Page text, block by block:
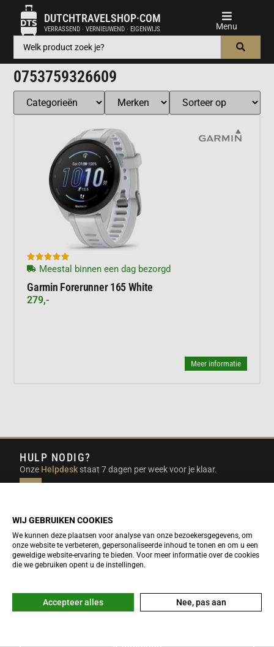
DUTCHTRAVELSHOP·COM
VERRASSEND · VERNIEUWEND · EIGENWIJS
0753759326609

Meestal binnen een dag bezorgd
Garmin Forerunner 165 White
279,-
Meer informatie
HULP NODIG?
Onze Helpdesk staat 7 dagen per week voor je klaar.
beantwoorden.
NIEUWSBRIEF
Meld je nu gratis aan voor de DTS-Nieuwsbrief en ontvang het
E-mailadres
WIJ GEBRUIKEN COOKIES
We kunnen deze plaatsen voor analyse van onze bezoekersgegevens, om
onze website te verbeteren, gepersonaliseerde inhoud te tonen en om u een
geweldige website-ervaring te bieden. Voor meer informatie over de cookies
die we gebruiken opent u de instellingen.
Accepteer alles Nee, pas aan